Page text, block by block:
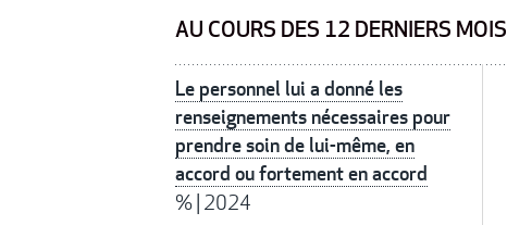
AU COURS DES 12 DERNIERS MOIS
Le personnel lui a donné les
renseignements nécessaires pour
prendre soin de lui-même, en
accord ou fortement en accord
%| 2024